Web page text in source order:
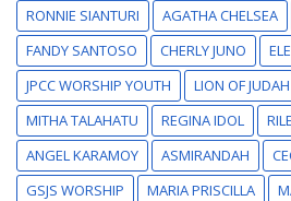
RONNIE SIANTURI
AGATHA CHELSEA
FANDY SANTOSO
CHERLY JUNO
JPCC WORSHIP YOUTH
LION OF JUDAH
MITHA TALAHATU
REGINA IDOL
ANGEL KARAMOY
ASMIRANDAH
GSJS WORSHIP
MARIA PRISCILLA